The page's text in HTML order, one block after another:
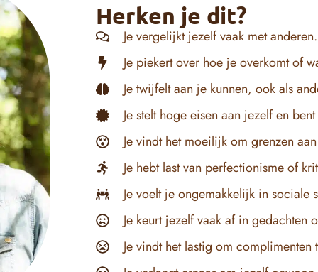
Herken je dit?
Je vergelijkt jezelf vaak met anderen.
Je piekert over hoe je overkomt of
Je twijfelt aan je kunnen, ook als
Je stelt hoge eisen aan jezelf en
Je vindt het moeilijk om grenzen
Je hebt last van perfectionisme of
Je voelt je ongemakkelijk in sociale
Je keurt jezelf vaak af in gedachten
Je vindt het lastig om complimenten